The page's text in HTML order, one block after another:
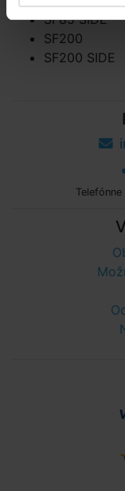
SF85 SIDE
SF200
SF200 SIDE